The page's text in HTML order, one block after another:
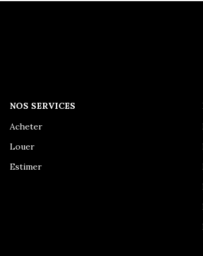
NOS SERVICES
Acheter
Louer
Estimer